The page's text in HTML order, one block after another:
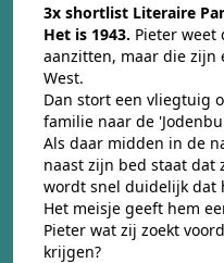
3x shortlist Literaire
Het is 1943. Pieter weet
aanzitten, maar die zijn
West.
Dan stort een vliegtuig
familie naar de
Als daar midden in de
naast zijn bed staat
wordt snel duidelijk dat
Het meisje geeft hem
Pieter wat zij zoekt
krijgen?